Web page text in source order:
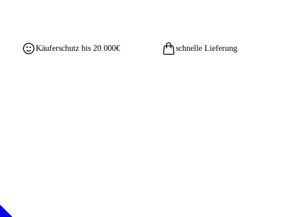
Käuferschutz bis 20.000€ schnelle Lieferung